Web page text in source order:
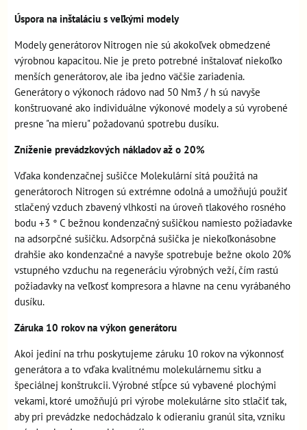
Úspora na inštaláciu s veľkými modely
Modely generátorov Nitrogen nie sú akokoľvek obmedzené
výrobnou kapacitou. Nie je preto potrebné inštalovať niekoľko
menších generátorov, ale iba jedno väčšie zariadenia.
Generátory o výkonoch rádovo nad 50 Nm3 / h sú navyše
konštruované ako individuálne výkonové modely a sú vyrobené
presne "na mieru" požadovanú spotrebu dusíku.
Zníženie prevádzkových nákladov až o 20%
Vďaka kondenzačnej sušičce Molekulární sitá použitá na
generátoroch Nitrogen sú extrémne odolná a umožňujú použiť
stlačený vzduch zbavený vlhkosti na úroveň tlakového rosného
bodu +3 ° C bežnou kondenzačný sušičkou namiesto požiadavke
na adsorpčné sušičku. Adsorpčná sušička je niekoľkonásobne
drahšie ako kondenzačné a navyše spotrebuje bežne okolo 20%
vstupného vzduchu na regeneráciu výrobných veží, čím rastú
požiadavky na veľkosť kompresora a hlavne na cenu vyrábaného
dusíku.
Záruka 10 rokov na výkon generátoru
Akoi jediní na trhu poskytujeme záruku 10 rokov na výkonnosť
generátora a to vďaka kvalitnému molekulárnemu sitku a
špeciálnej konštrukcii. Výrobné stĺpce sú vybavené plochými
vekami, ktoré umožňujú pri výrobe molekulárne sito stlačiť tak,
aby pri prevádzke nedochádzalo k odieraniu granúl sita, vzniku